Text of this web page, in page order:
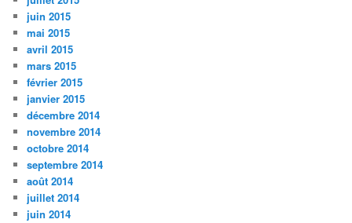
juin 2015
mai 2015
avril 2015
mars 2015
février 2015
janvier 2015
décembre 2014
novembre 2014
octobre 2014
septembre 2014
août 2014
juillet 2014
juin 2014